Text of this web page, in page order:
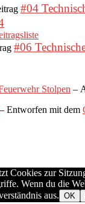
#04
#06
Stolpen –
– Entworfen mit dem
Cookies zur
Wenn du die
aus. OK